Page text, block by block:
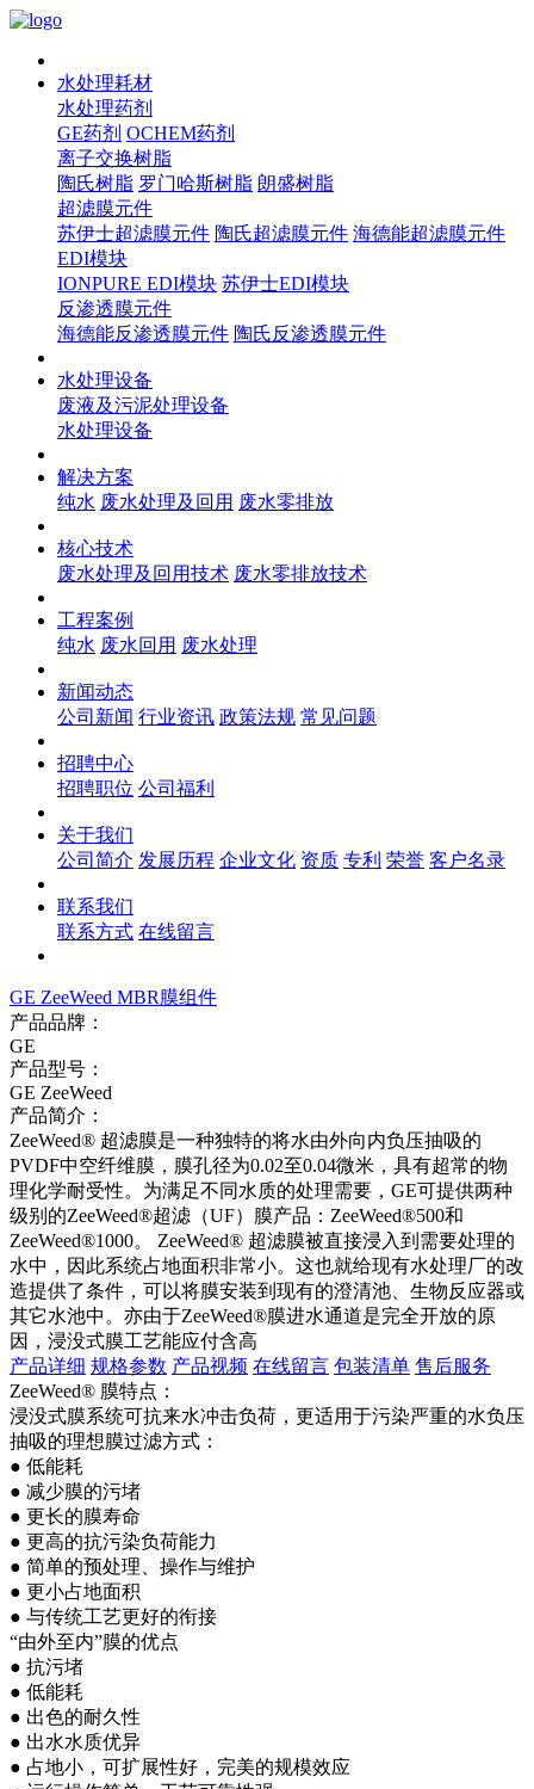
水处理耗材
水处理药剂
GE药剂 OCHEM药剂
离子交换树脂
陶氏树脂 罗门哈斯树脂 朗盛树脂
超滤膜元件
苏伊士超滤膜元件 陶氏超滤膜元件 海德能超滤膜元件
EDI模块
IONPURE EDI模块 苏伊士EDI模块
反渗透膜元件
海德能反渗透膜元件 陶氏反渗透膜元件
水处理设备
废液及污泥处理设备
水处理设备
解决方案
纯水 废水处理及回用 废水零排放
核心技术
废水处理及回用技术 废水零排放技术
工程案例
纯水 废水回用 废水处理
新闻动态
公司新闻 行业资讯 政策法规 常见问题
招聘中心
招聘职位 公司福利
关于我们
公司简介 发展历程 企业文化 资质 专利 荣誉 客户名录
联系我们
联系方式 在线留言
GE ZeeWeed MBR膜组件
产品品牌：
GE
产品型号：
GE ZeeWeed
产品简介：
ZeeWeed® 超滤膜是一种独特的将水由外向内负压抽吸的
PVDF中空纤维膜，膜孔径为0.02至0.04微米，具有超常的物
理化学耐受性。为满足不同水质的处理需要，GE可提供两种
级别的ZeeWeed®超滤（UF）膜产品：ZeeWeed®500和
ZeeWeed®1000。 ZeeWeed® 超滤膜被直接浸入到需要处理的
水中，因此系统占地面积非常小。这也就给现有水处理厂的改
造提供了条件，可以将膜安装到现有的澄清池、生物反应器或
其它水池中。亦由于ZeeWeed®膜进水通道是完全开放的原
因，浸没式膜工艺能应付含高
产品详细 规格参数 产品视频 在线留言 包装清单 售后服务
ZeeWeed® 膜特点：
浸没式膜系统可抗来水冲击负荷，更适用于污染严重的水负压
抽吸的理想膜过滤方式：
● 低能耗
● 减少膜的污堵
● 更长的膜寿命
● 更高的抗污染负荷能力
● 简单的预处理、操作与维护
● 更小占地面积
● 与传统工艺更好的衔接
“由外至内”膜的优点
● 抗污堵
● 低能耗
● 出色的耐久性
● 出水水质优异
● 占地小，可扩展性好，完美的规模效应